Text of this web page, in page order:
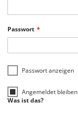
Passwort
Passwort anzeigen
Angemeldet bleiben
Was ist das?